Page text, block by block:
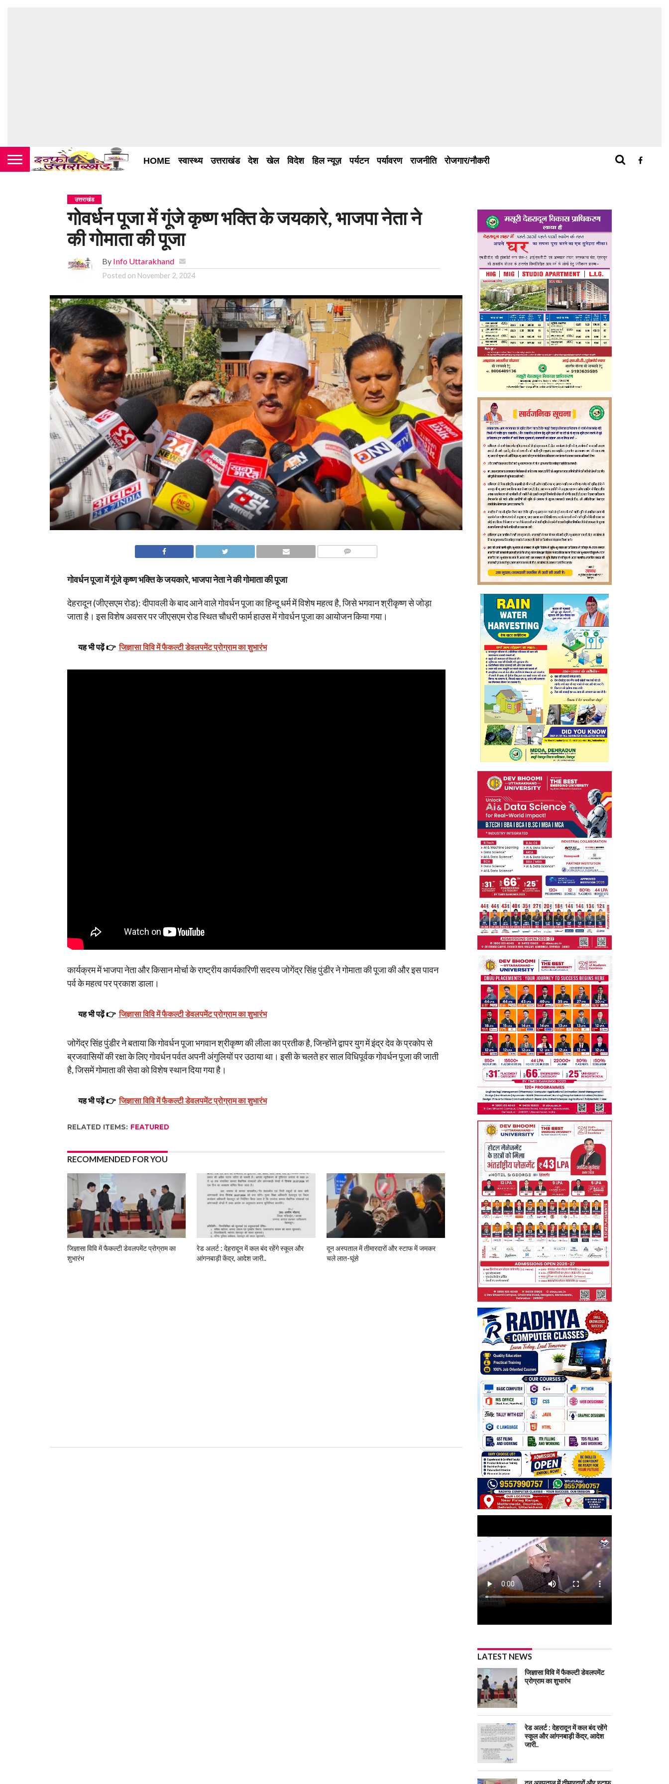
HOME स्वास्थ्य उत्तराखंड देश खेल विदेश हिल न्यूज़ पर्यटन पर्यावरण राजनीति रोजगार/नौकरी
उत्तराखंड
गोवर्धन पूजा में गूंजे कृष्ण भक्ति के जयकारे, भाजपा नेता ने
की गोमाता की पूजा
By Info Uttarakhand
Posted on November 2, 2024
गोवर्धन पूजा में गूंजे कृष्ण भक्ति के जयकारे, भाजपा नेता ने की गोमाता की पूजा
देहरादून (जीएसएम रोड): दीपावली के बाद आने वाले गोवर्धन पूजा का हिन्दू धर्म में विशेष महत्व है, जिसे भगवान श्रीकृष्ण से जोड़ा
जाता है। इस विशेष अवसर पर जीएसएम रोड स्थित चौधरी फार्म हाउस में गोवर्धन पूजा का आयोजन किया गया।
यह भी पढ़ें 👉 जिज्ञासा विवि में फैकल्टी डेवलपमेंट प्रोग्राम का शुभारंभ
कार्यक्रम में भाजपा नेता और किसान मोर्चा के राष्ट्रीय कार्यकारिणी सदस्य जोगेंद्र सिंह पुंडीर ने गोमाता की पूजा की और इस पावन
पर्व के महत्व पर प्रकाश डाला।
यह भी पढ़ें 👉 जिज्ञासा विवि में फैकल्टी डेवलपमेंट प्रोग्राम का शुभारंभ
जोगेंद्र सिंह पुंडीर ने बताया कि गोवर्धन पूजा भगवान श्रीकृष्ण की लीला का प्रतीक है, जिन्होंने द्वापर युग में इंद्र देव के प्रकोप से
ब्रजवासियों की रक्षा के लिए गोवर्धन पर्वत अपनी अंगुलियों पर उठाया था। इसी के चलते हर साल विधिपूर्वक गोवर्धन पूजा की जाती
है, जिसमें गोमाता की सेवा को विशेष स्थान दिया गया है।
यह भी पढ़ें 👉 जिज्ञासा विवि में फैकल्टी डेवलपमेंट प्रोग्राम का शुभारंभ
RELATED ITEMS: FEATURED
RECOMMENDED FOR YOU
जिज्ञासा विवि में फैकल्टी डेवलपमेंट प्रोग्राम का
शुभारंभ
रेड अलर्ट : देहरादून में कल बंद रहेंगे स्कूल और
आंगनबाड़ी केंद्र, आदेश जारी..
दून अस्पताल में तीमारदारों और स्टाफ में जमकर
चले लात-घूंसे
LATEST NEWS
जिज्ञासा विवि में फैकल्टी डेवलपमेंट
प्रोग्राम का शुभारंभ
रेड अलर्ट : देहरादून में कल बंद रहेंगे
स्कूल और आंगनबाड़ी केंद्र, आदेश
जारी..